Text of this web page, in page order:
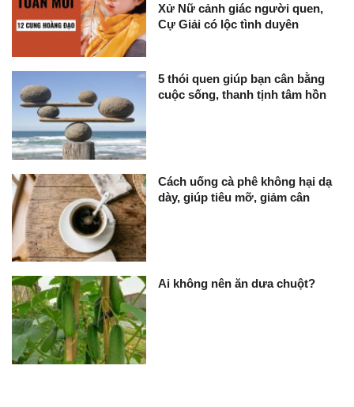
Xử Nữ cảnh giác người quen,
Cự Giải có lộc tình duyên
5 thói quen giúp bạn cân bằng
cuộc sống, thanh tịnh tâm hồn
Cách uống cà phê không hại dạ
dày, giúp tiêu mỡ, giảm cân
Ai không nên ăn dưa chuột?